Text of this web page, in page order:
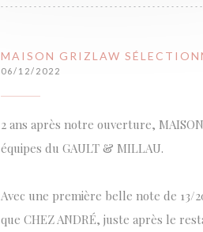
MAISON GRIZLAW
06/12/2022
2 ans après notre ouverture,
équipes du GAULT & MILLAU.
Avec une première belle note de 13/
que CHEZ ANDRÉ, juste après le